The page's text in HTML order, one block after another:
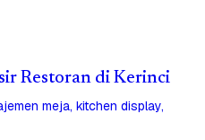
Restoran di Kerinci
meja, kitchen display,